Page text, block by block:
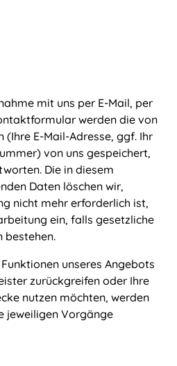
mit uns per E-Mail, per
werden die von
E-Mail-Adresse, ggf. Ihr
von uns gespeichert,
Die in diesem
Daten löschen wir,
nicht mehr erforderlich ist,
ein, falls gesetzliche
bestehen.
unseres Angebots
zurückgreifen oder Ihre
nutzen möchten, werden
jeweiligen Vorgänge